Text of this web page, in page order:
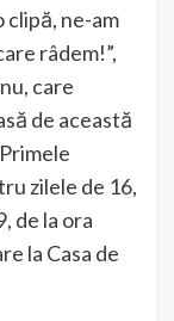
clipă, ne-am
râdem!”,
care
de această
zilele de 16,
de la ora
la Casa de